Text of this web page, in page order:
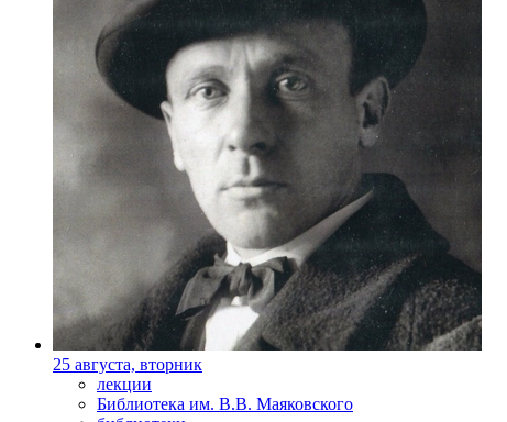
25 августа, вторник
лекции
Библиотека им. В.В. Маяковского